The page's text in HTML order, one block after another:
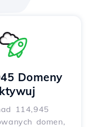
Domeny
114,945
domen,